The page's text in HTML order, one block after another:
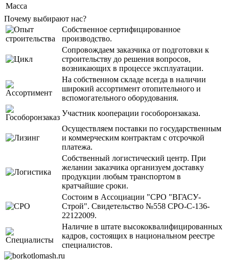
Масса
Почему выбирают нас?
Собственное сертифицированное
производство.
Сопровождаем заказчика от подготовки к
строительству до решения вопросов,
возникающих в процессе эксплуатации.
На собственном складе всегда в наличии
широкий ассортимент отопительного и
вспомогательного оборудования.
Участник кооперации гособоронзаказа.
Осуществляем поставки по государственным
и коммерческим контрактам с отсрочкой
платежа.
Собственный логистический центр. При
желании заказчика организуем доставку
продукции любым транспортом в
кратчайшие сроки.
Состоим в Ассоциации "СРО "ВГАСУ-
Строй". Свидетельство №558 СРО-С-136-
22122009.
Наличие в штате высококвалифицированных
кадров, состоящих в национальном реестре
специалистов.